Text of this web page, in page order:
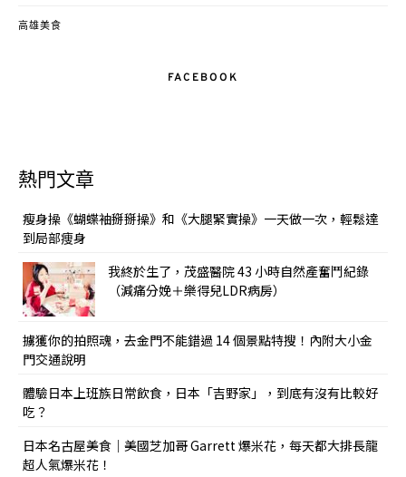
高雄美食
FACEBOOK
熱門文章
瘦身操《蝴蝶袖掰掰操》和《大腿緊實操》一天做一次，輕鬆達
到局部痩身
我終於生了，茂盛醫院 43 小時自然產奮鬥紀錄
（減痛分娩＋樂得兒LDR病房）
擄獲你的拍照魂，去金門不能錯過 14 個景點特搜！內附大小金
門交通說明
體驗日本上班族日常飲食，日本「吉野家」，到底有沒有比較好
吃？
日本名古屋美食｜美國芝加哥 Garrett 爆米花，每天都大排長龍
超人氣爆米花！